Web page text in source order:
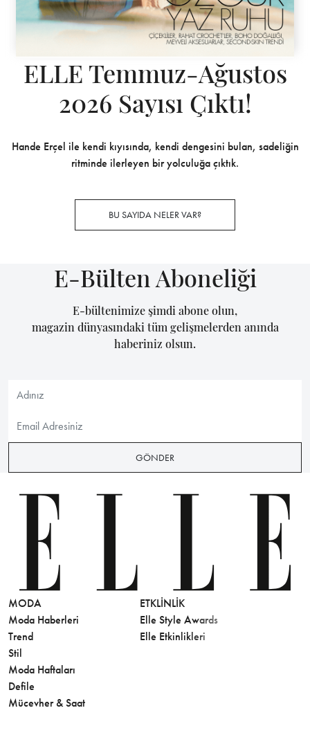
ELLE Temmuz-Ağustos
2026 Sayısı Çıktı!
Hande Erçel ile kendi kıyısında, kendi dengesini bulan, sadeliğin
ritminde ilerleyen bir yolculuğa çıktık.
BU SAYIDA NELER VAR?
E-Bülten Aboneliği
E-bültenimize şimdi abone olun,
magazin dünyasındaki tüm gelişmelerden anında
haberiniz olsun.
GÖNDER
MODA
Moda Haberleri
Trend
Stil
Moda Haftaları
Defile
Mücevher & Saat
ETKLINLIK
Elle Style Awards
Elle Etkinlikleri